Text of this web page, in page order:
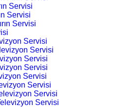
Servisi
Servisi
Servisi
Servisi
Servisi
Servisi
Servisi
Servisi
Servisi
Servisi
Servisi